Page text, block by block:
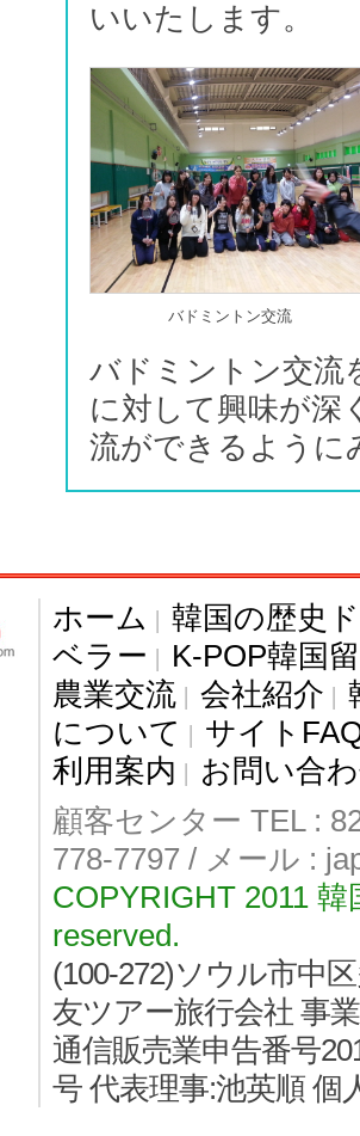
いいたします。
バドミントン交流
バドミントン交流
に対して興味が深
流ができるように
ホーム | 韓国の歴史
ベラー | K-POP韓国
農業交流 | 会社紹介 |
について | サイト
利用案内 | お問い合
顧客センター TEL :
778-7797 / メール :
COPYRIGHT 2011
reserved.
(100-272)ソウル市中
友ツアー旅行会社 事
通信販売業申告番号
号 代表理事:池英順 個